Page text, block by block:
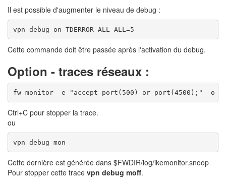
Il est possible d'augmenter le niveau de debug :
Cette commande doit être passée après l'activation du debug.
Option - traces réseaux :
fw monitor -e "accept port(500) or port(4500);" -o /
Ctrl+C pour stopper la trace.
ou
vpn debug mon
Cette dernière est générée dans $FWDIR/log/ikemonitor.snoop
Pour stopper cette trace vpn debug moff.